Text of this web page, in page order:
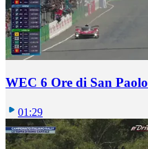
WEC 6 Ore di San Paolo
01:29